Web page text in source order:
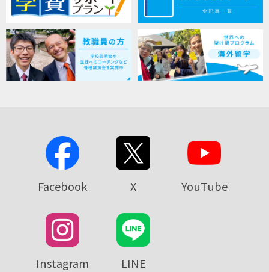
Facebook X YouTube
Instagram LINE